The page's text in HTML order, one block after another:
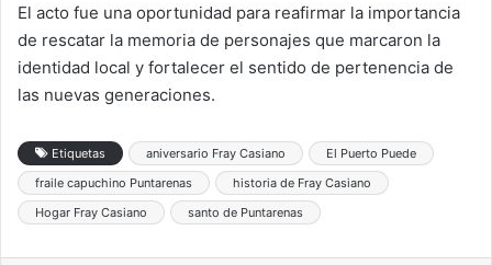
El acto fue una oportunidad para reafirmar la importancia
de rescatar la memoria de personajes que marcaron la
identidad local y fortalecer el sentido de pertenencia de
las nuevas generaciones.
Etiquetas aniversario Fray Casiano
El Puerto Puede
fraile capuchino Puntarenas
historia de Fray Casiano
Hogar Fray Casiano
santo de Puntarenas